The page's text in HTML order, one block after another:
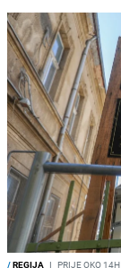
/REGIJA I PRIJE OKO 14H